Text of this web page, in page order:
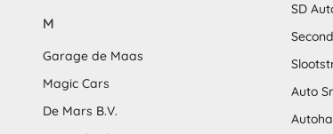
M
Garage de Maas
Magic Cars
De Mars B.V.
SD
Auto